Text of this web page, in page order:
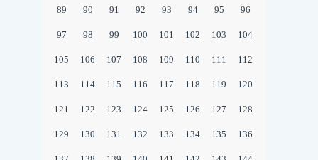
89 90 91 92 93 94 95 96
97 98 99 100 101 102 103 104
105 106 107 108 109 110 111 112
113 114 115 116 117 118 119 120
121 122 123 124 125 126 127 128
129 130 131 132 133 134 135 136